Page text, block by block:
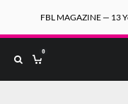
FBL MAGAZINE — 13
0